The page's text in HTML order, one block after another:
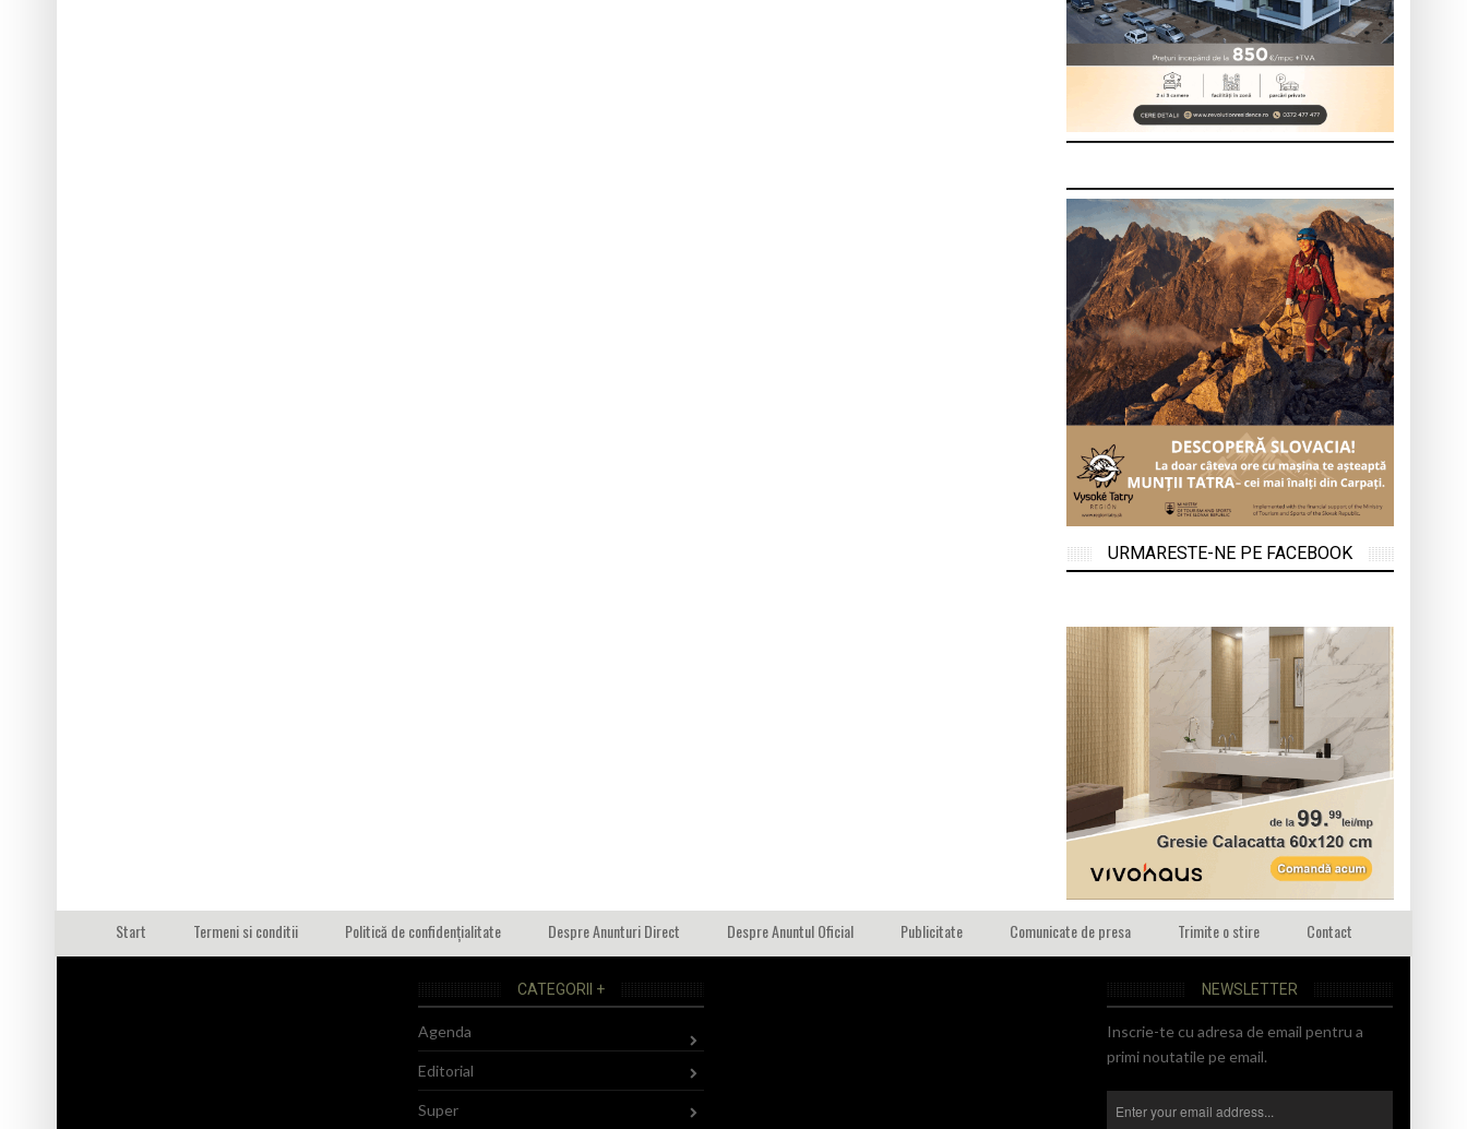
URMARESTE-NE PE FACEBOOK
Start Termeni si conditii Politică de confidențialitate Despre Anunturi Direct Despre Anuntul Oficial Publicitate Comunicate de presa Trimite o stire Contact
CATEGORII +
Agenda
Editorial
Super
NEWSLETTER
Inscrie-te cu adresa de email pentru a
primi noutatile pe email.